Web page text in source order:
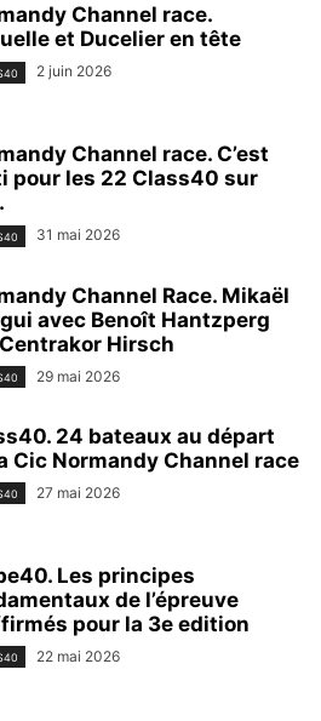
Channel race.
et Ducelier en tête
2 juin 2026
Channel race. C’est
pour les 22 Class40 sur
31 mai 2026
Channel Race. Mikaël
avec Benoît Hantzperg
Hirsch
29 mai 2026
24 bateaux au départ
Cic Normandy Channel race
27 mai 2026
Les principes
de l’épreuve
pour la 3e edition
22 mai 2026